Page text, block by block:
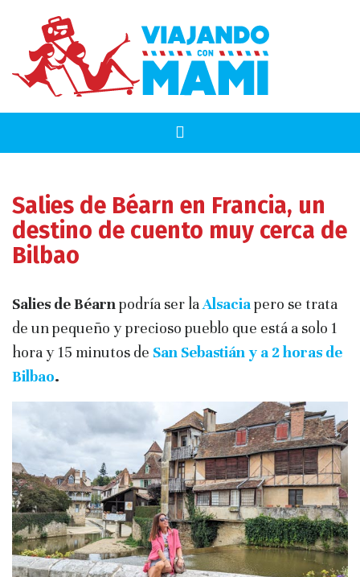
Salies de Béarn en Francia, un
destino de cuento muy cerca de
Bilbao
Salies de Béarnpodría ser laAlsaciapero se trata
de un pequeño y precioso pueblo que está a solo 1
hora y 15 minutos de San Sebastián y a 2 horas de
Bilbao.